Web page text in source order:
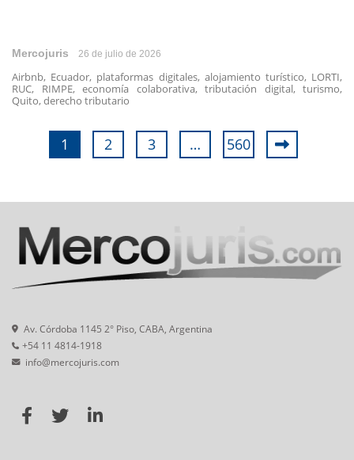
Mercojuris 26 de julio de 2026
Airbnb, Ecuador, plataformas digitales, alojamiento turístico, LORTI,
RUC, RIMPE, economía colaborativa, tributación digital, turismo,
Quito, derecho tributario
1 2 3 … 560
Av. Córdoba 1145 2° Piso, CABA, Argentina
+54 11 4814-1918
info@mercojuris.com